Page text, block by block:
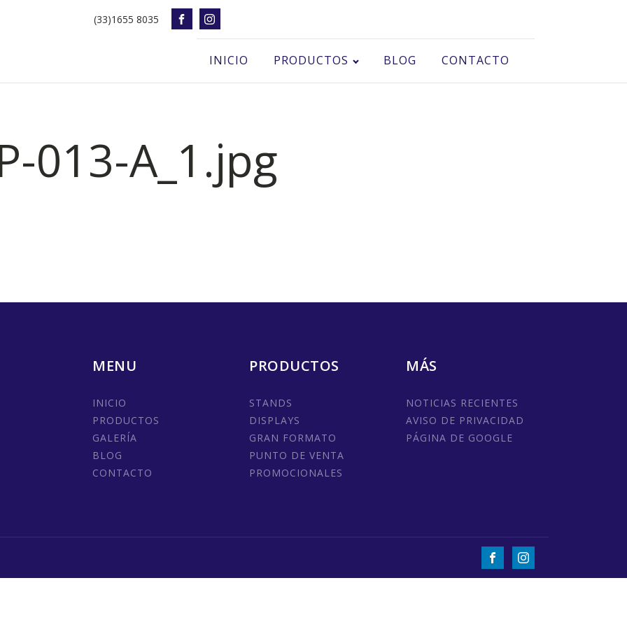
(33)1655 8035
INICIO PRODUCTOS BLOG CONTACTO
013-A_1.jpg
MENU
INICIO
PRODUCTOS
GALERÍA
BLOG
CONTACTO
PRODUCTOS
STANDS
DISPLAYS
GRAN FORMATO
PUNTO DE VENTA
PROMOCIONALES
MÁS
NOTICIAS RECIENTES
AVISO DE PRIVACIDAD
PÁGINA DE GOOGLE